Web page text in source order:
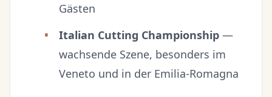
Gästen
Italian Cutting Championship —
wachsende Szene, besonders im
Veneto und in der Emilia-Romagna